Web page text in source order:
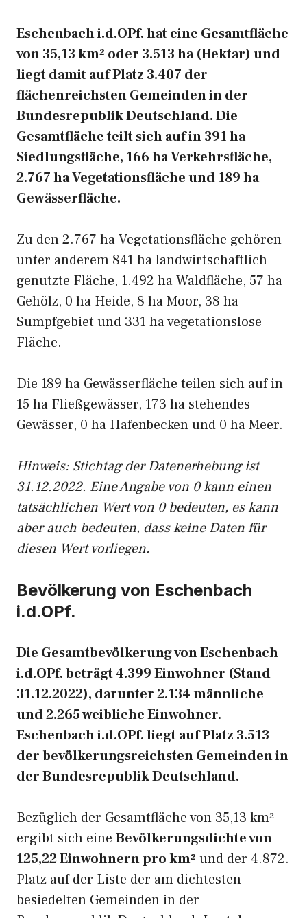
Eschenbach i.d.OPf. hat eine Gesamtfläche
von 35,13 km² oder 3.513 ha (Hektar) und
liegt damit auf Platz 3.407 der
flächenreichsten Gemeinden in der
Bundesrepublik Deutschland. Die
Gesamtfläche teilt sich auf in 391 ha
Siedlungsfläche, 166 ha Verkehrsfläche,
2.767 ha Vegetationsfläche und 189 ha
Gewässerfläche.
Zu den 2.767 ha Vegetationsfläche gehören
unter anderem 841 ha landwirtschaftlich
genutzte Fläche, 1.492 ha Waldfläche, 57 ha
Gehölz, 0 ha Heide, 8 ha Moor, 38 ha
Sumpfgebiet und 331 ha vegetationslose
Fläche.
Die 189 ha Gewässerfläche teilen sich auf in
15 ha Fließgewässer, 173 ha stehendes
Gewässer, 0 ha Hafenbecken und 0 ha Meer.
Hinweis: Stichtag der Datenerhebung ist
31.12.2022. Eine Angabe von 0 kann einen
tatsächlichen Wert von 0 bedeuten, es kann
aber auch bedeuten, dass keine Daten für
diesen Wert vorliegen.
Bevölkerung von Eschenbach
i.d.OPf.
Die Gesamtbevölkerung von Eschenbach
i.d.OPf. beträgt 4.399 Einwohner (Stand
31.12.2022), darunter 2.134 männliche
und 2.265 weibliche Einwohner.
Eschenbach i.d.OPf. liegt auf Platz 3.513
der bevölkerungsreichsten Gemeinden in
der Bundesrepublik Deutschland.
Bezüglich der Gesamtfläche von 35,13 km²
ergibt sich eine Bevölkerungsdichte von
125,22 Einwohnern pro km² und der 4.872.
Platz auf der Liste der am dichtesten
besiedelten Gemeinden in der